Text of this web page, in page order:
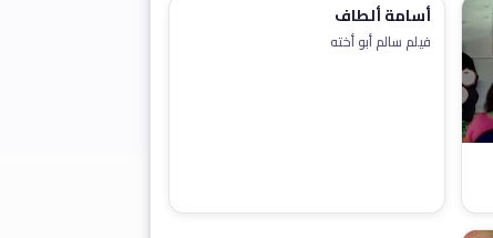
أسامة ألطاف
فيلم سالم أبو أخته